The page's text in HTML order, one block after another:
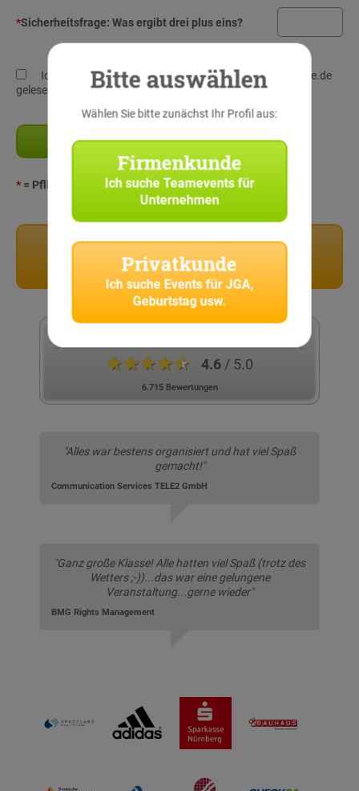
*Sicherheitsfrage: Was ergibt drei plus eins?
Ich habe die Datenschutz-Richtlinien von StadtRallye.de
gelesen und verstanden!
* = Pflichtangaben
Privatkunden
Stadtrallyes für Privatkunden
★★★★★ 4.6/ 5.0
6.715 Bewertungen
"Alles war bestens organisiert und hat viel Spaß
gemacht!"
Communication Services TELE2 GmbH
"Ganz große Klasse! Alle hatten viel Spaß (trotz des
Wetters ;-))...das war eine gelungene
Veranstaltung...gerne wieder"
BMG Rights Management
Bitte auswählen
Wählen Sie bitte zunächst Ihr Profil aus:
Firmenkunde
Ich sucheTeamevents für
Unternehmen
Privatkunde
Ich suche Events für JGA,
Geburtstag usw.